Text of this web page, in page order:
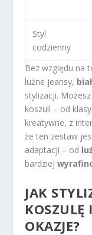
Styl
codzienny
Bez względu na
luźne jeansy,
stylizacji.
koszuli – od
kreatywne, z
że ten zestaw
adaptacji – od
bardziej
JAK
KOSZULĘ
OKAZJE?